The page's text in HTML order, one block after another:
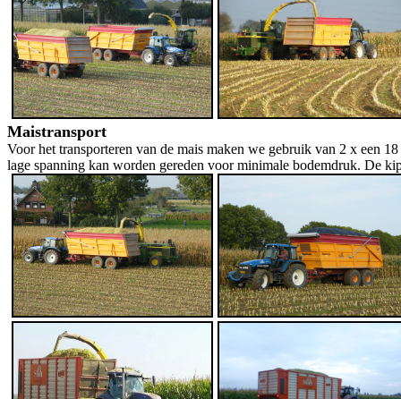
Maistransport
Voor het transporteren van de mais maken we gebruik van 2 x een
lage spanning kan worden gereden voor minimale bodemdruk. De